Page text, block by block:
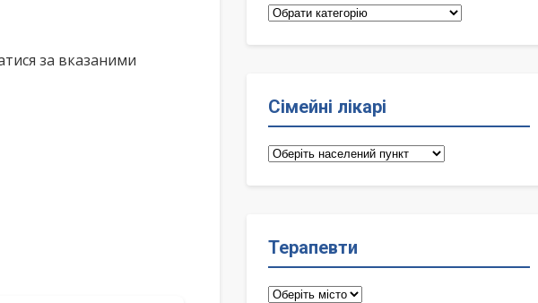
за вказаними
Категорії
Сімейні лікарі
Сімейні
Терапевти
Терапевти